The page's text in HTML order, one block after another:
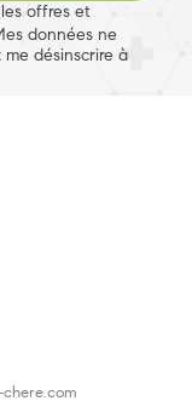
les offres et
données ne
désinscrire à